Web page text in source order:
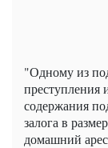
"Одному из
преступления
содержания
залога в
домашний